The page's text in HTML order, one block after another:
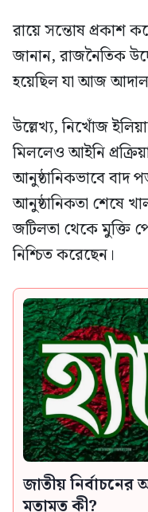
রায়ে সন্তোষ প্রকাশ
জানান, রাজনৈতিক
হয়েছিল যা আজ
উল্লেখ্য, নিখোঁজ
মিললেও আইনি
আনুষ্ঠানিকভাবে বাদ
আনুষ্ঠানিকতা শেষে
জটিলতা থেকে মুক্তি
নিশ্চিত করেছেন।
জাতীয়
মতামত কী?